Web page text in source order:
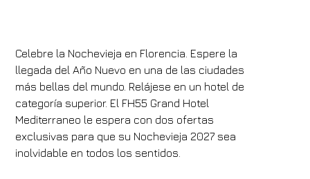
Celebre la Nochevieja en Florencia. Espere la
llegada del Año Nuevo en una de las ciudades
más bellas del mundo. Relájese en un hotel de
categoría superior. El FH55 Grand Hotel
Mediterraneo le espera con dos ofertas
exclusivas para que su Nochevieja 2027 sea
inolvidable en todos los sentidos.